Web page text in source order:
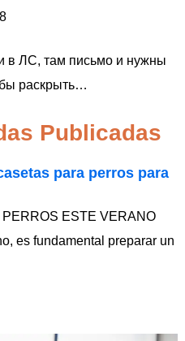
в ЛС, там письмо и нужны
раскрыть…
Publicadas
para perros para
ESTE VERANO
es fundamental preparar un